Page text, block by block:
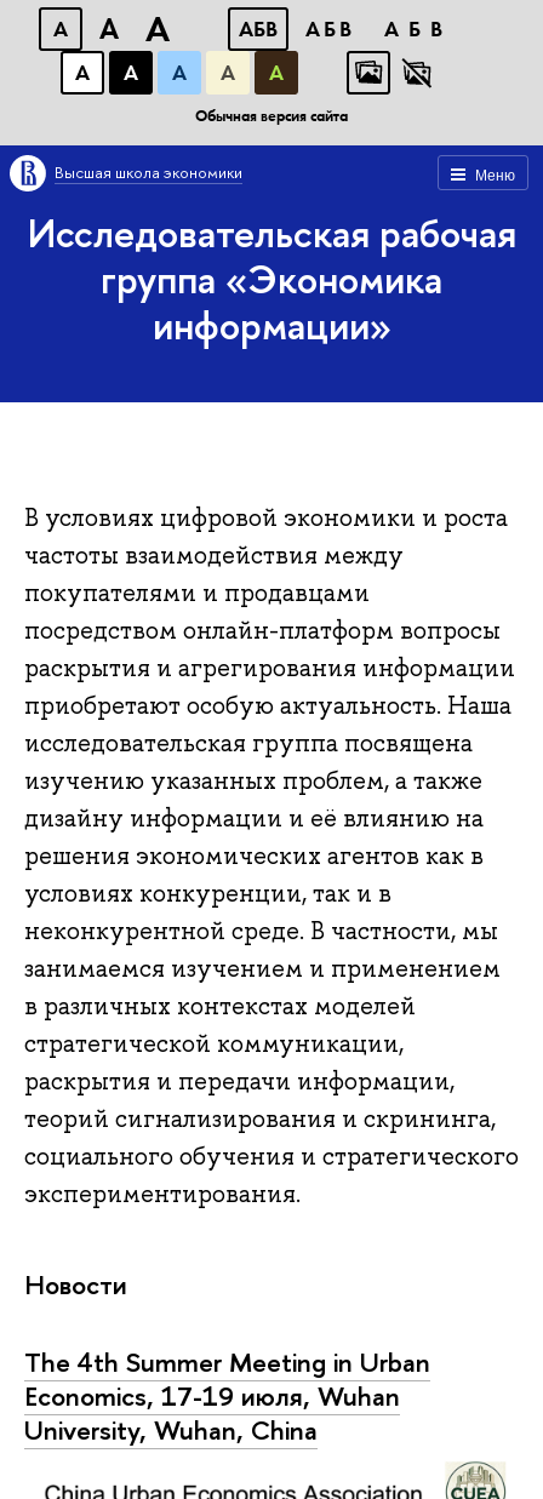
A A A АБВ АБВ
АБВ
А
А А А А
Обычная версия сайта
Меню
Высшая школа экономики
Исследовательская рабочая
группа «Экономика
информации»
В условиях цифровой экономики и роста
частоты взаимодействия между
покупателями и продавцами
посредством онлайн-платформ вопросы
раскрытия и агрегирования информации
приобретают особую актуальность. Наша
исследовательская группа посвящена
изучению указанных проблем, а также
дизайну информации и её влиянию на
решения экономических агентов как в
условиях конкуренции, так и в
неконкурентной среде. В частности, мы
занимаемся изучением и применением
в различных контекстах моделей
стратегической коммуникации,
раскрытия и передачи информации,
теорий сигнализирования и скрининга,
социального обучения и стратегического
экспериментирования.
Новости
The 4th Summer Meeting in Urban
Economics, 17-19 июля, Wuhan
University, Wuhan, China